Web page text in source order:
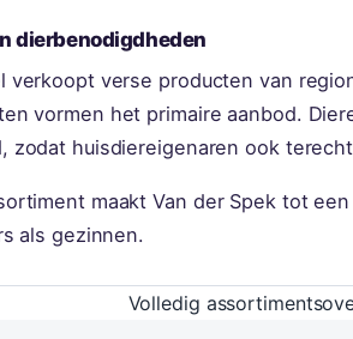
dierbenodigdheden
verkoopt verse producten van
vormen het primaire aanbod.
zodat huisdiereigenaren ook
maakt Van der Spek tot
als gezinnen.
Volledig